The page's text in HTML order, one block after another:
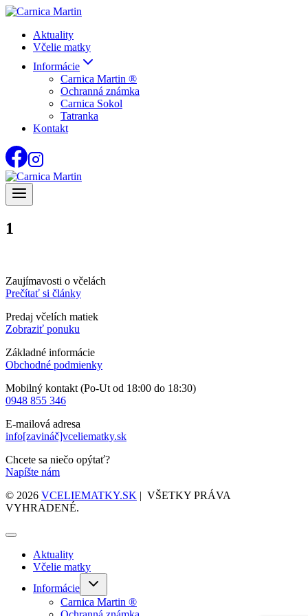
Skip
contentAktuality
Včelie matky
Informácie
Carnica Martin ®
Ochranná známka
Carnica Sokol
Tatranka
Kontakt
1
Zaujímavosti o včelách
Prečítať si články
Predaj včelích matiek
Zobraziť ponuku
Základné informácie
Obchodné podmienky
Mobilný kontakt (Po-Ut od 18:00 do 18:30)
0948 855 346
E-mailová adresa
info[zavináč]vceliematky.sk
Chcete sa niečo opýtať?
Napíšte nám
© 2026 VCELIEMATKY.SK | VŠETKY PRÁVA
VYHRADENÉ.
Aktuality
Včelie matky
Informácie
Toggle
menu
Carnica Martin ®